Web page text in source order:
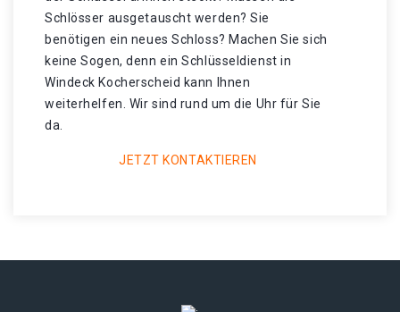
Schlösser ausgetauscht werden? Sie
benötigen ein neues Schloss? Machen Sie sich
keine Sogen, denn ein Schlüsseldienst in
Windeck Kocherscheid kann Ihnen
weiterhelfen. Wir sind rund um die Uhr für Sie
da.
JETZT KONTAKTIEREN